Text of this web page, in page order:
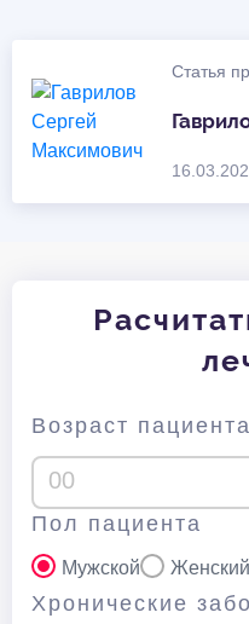
Статья
Возраст пациента
Пол пациента
Мужской Женский
Хронические